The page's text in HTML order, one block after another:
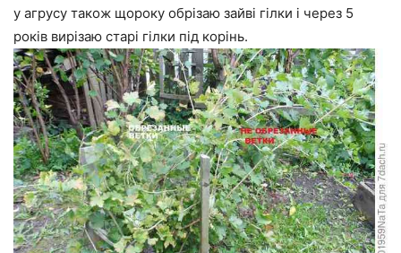
у агрусу також щороку обрізаю зайві гілки і через 5
років вирізаю старі гілки під корінь.